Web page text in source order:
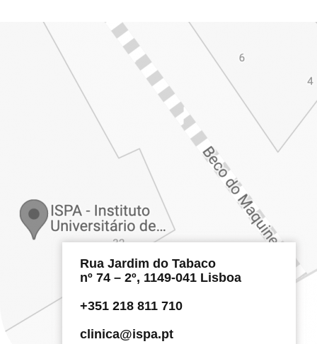
Rua Jardim do Tabaco
nº 74 – 2º, 1149-041 Lisboa
+351 218 811 710
clinica@ispa.pt